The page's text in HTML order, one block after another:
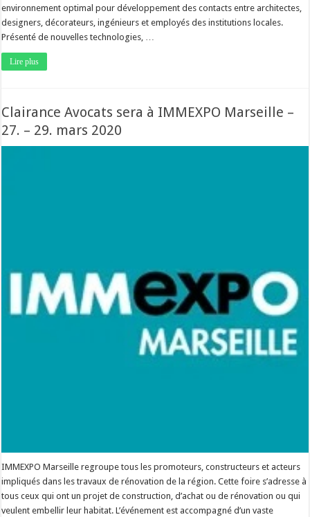
environnement optimal pour développement des contacts entre architectes,
designers, décorateurs, ingénieurs et employés des institutions locales.
Présenté de nouvelles technologies, …
Lire plus
Clairance Avocats sera à IMMEXPO Marseille –
27. – 29. mars 2020
IMMEXPO Marseille regroupe tous les promoteurs, constructeurs et acteurs
impliqués dans les travaux de rénovation de la région. Cette foire s’adresse à
tous ceux qui ont un projet de construction, d’achat ou de rénovation ou qui
veulent embellir leur habitat. L’événement est accompagné d’un vaste